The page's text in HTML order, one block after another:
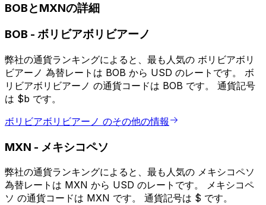
BOBとMXNの詳細
BOB - ボリビアボリビアーノ
弊社の通貨ランキングによると、最も人気の ボリビアボリ
ビアーノ 為替レートは BOB から USD のレートです。 ボ
リビアボリビアーノ の通貨コードは BOB です。 通貨記号
は $b です。
ボリビアボリビアーノ のその他の情報
MXN - メキシコペソ
弊社の通貨ランキングによると、最も人気の メキシコペソ
為替レートは MXN から USD のレートです。 メキシコペ
ソ の通貨コードは MXN です。 通貨記号は $ です。